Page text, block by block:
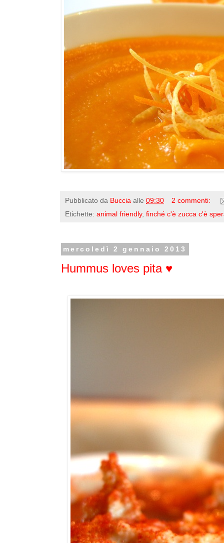
Pubblicato da Buccia alle 09:30
2 commenti:
Etichette: animal friendly, finché c'è zucca c'è
mercoledì 2 gennaio 2013
Hummus loves pita ♥